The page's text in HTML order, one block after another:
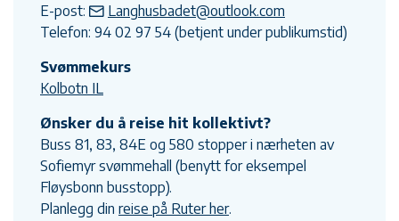
E-post:
Langhusbadet@outlook.com
Telefon: 94 02 97 54 (betjent under publikumstid)
Svømmekurs
Kolbotn IL
Ønsker du å reise hit kollektivt?
Buss 81, 83, 84E og 580 stopper i nærheten av
Sofiemyr svømmehall (benytt for eksempel
Fløysbonn busstopp).
Planlegg din reise på Ruter her.